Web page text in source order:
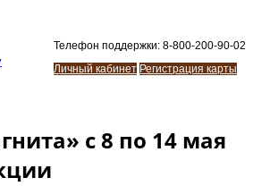
Телефон поддержки: 8-800-200-90-02
Личный кабинет Регистрация карты
с 8 по 14 мая